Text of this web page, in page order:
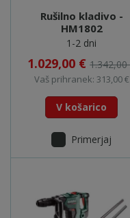
Rušilno kladivo -
HM1802
1-2 dni
1.029,00 €1.342,00
Vaš prihranek: 313,00 €
V košarico
Primerjaj